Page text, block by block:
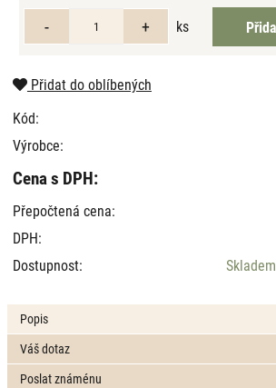
ks
Přidat do oblíbených
Kód:
Výrobce:
Cena s DPH:
Přepočtená cena:
DPH:
Dostupnost:
Skladem
Popis
Váš dotaz
Poslat známénu